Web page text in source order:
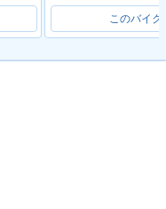
このバイク